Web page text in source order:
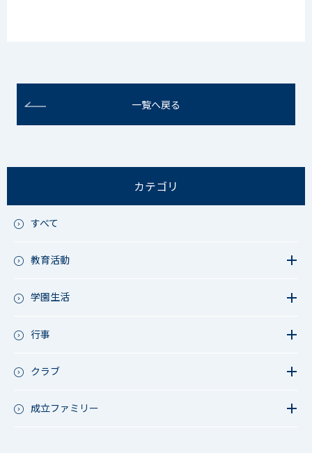
一覧へ戻る
カテゴリ
すべて
教育活動
教育活動（高校）
アース・プロジェクト
学園生活
今日の1枚～ｸﾗｽ&ｸﾗﾌﾞ編～
行事
成立祭（文化祭）
クラブ
軟式野球
成立ファミリー